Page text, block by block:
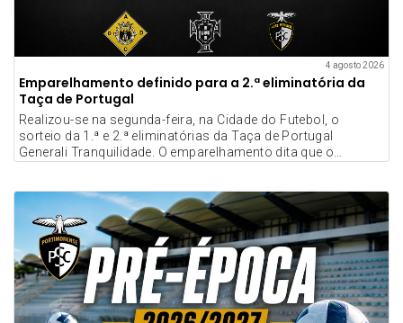
4 agosto 2026
Emparelhamento definido para a 2.ª eliminatória da
Taça de Portugal
Realizou-se na segunda-feira, na Cidade do Futebol, o
sorteio da 1.ª e 2.ª eliminatórias da Taça de Portugal
Generali Tranquilidade. O emparelhamento dita que o